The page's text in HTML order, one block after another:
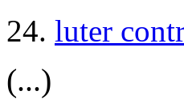
24. luter
(...)